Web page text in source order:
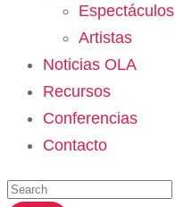
Espectáculos
Artistas
Noticias OLA
Recursos
Conferencias
Contacto